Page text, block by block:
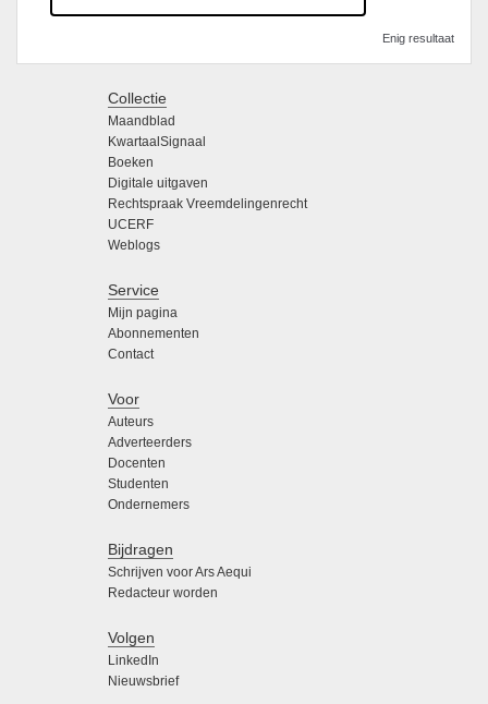
Enig resultaat
Collectie
Maandblad
KwartaalSignaal
Boeken
Digitale uitgaven
Rechtspraak Vreemdelingenrecht
UCERF
Weblogs
Service
Mijn pagina
Abonnementen
Contact
Voor
Auteurs
Adverteerders
Docenten
Studenten
Ondernemers
Bijdragen
Schrijven voor Ars Aequi
Redacteur worden
Volgen
LinkedIn
Nieuwsbrief